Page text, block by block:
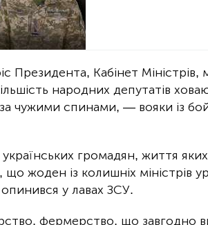
Президента, Кабінет Міністрів,
народних депутатів
за чужими спинами, — вояки із
українських громадян, життя
жоден із колишніх міністрів
опинився у лавах ЗСУ.
фермерство, що завгодно